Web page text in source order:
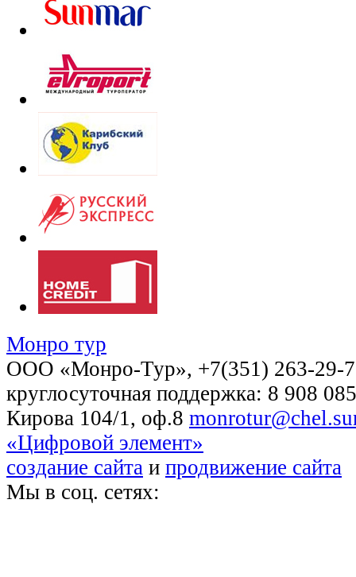
Монро тур
OOO «Монро-Тур», +7(351) 263-29-
круглосуточная поддержка: 8 908
Кирова 104/1, оф.8
«Цифровой элемент»
создание сайта и продвижение сайта
Мы в соц. сетях: